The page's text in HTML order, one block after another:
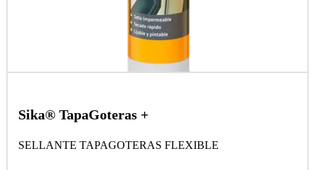
Sika® TapaGoteras +
SELLANTE TAPAGOTERAS FLEXIBLE